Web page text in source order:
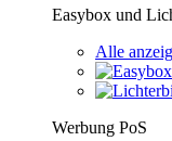
Easybox und
Alle
Werbung PoS